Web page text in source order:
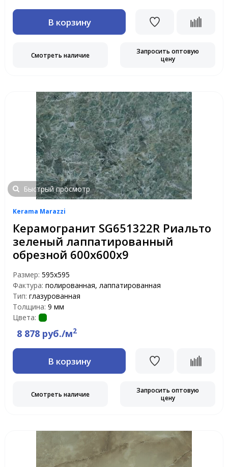
В корзину
Смотреть наличие
Запросить оптовую
цену
Быстрый просмотр
Kerama Marazzi
Керамогранит SG651322R Риальто
зеленый лаппатированный
обрезной 600х600х9
Размер: 595x595
Фактура: полированная, лаппатированная
Тип: глазурованная
Толщина: 9 мм
Цвета:
8 878 руб./м2
В корзину
Смотреть наличие
Запросить оптовую
цену